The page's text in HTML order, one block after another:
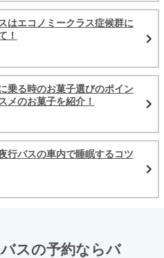
はエコノミークラス症候群に
！
乗る時のお菓子選びのポイン
メのお菓子を紹介！
行バスの車内で睡眠するコツ
スの予約ならバ